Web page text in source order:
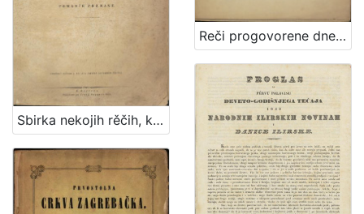
Sbirka nekojih rěčih, koje su ili u gornjoj ili u dolnjoj Ilirii pomanje poznane / Redaktor, i V.: Dr. Ljudevit Gay
Reči progovorene dne 15-a svibnja godine 1868 prilikom zasnovanja narodne glumnice u Pragu / složene Franom Kurelcem a izgovorene Petrom Branim na koncertu hrvatskoga pev. družtva